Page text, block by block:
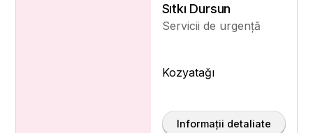
Sıtkı Dursun
Servicii de urgență
Kozyatağı
Informații detaliate